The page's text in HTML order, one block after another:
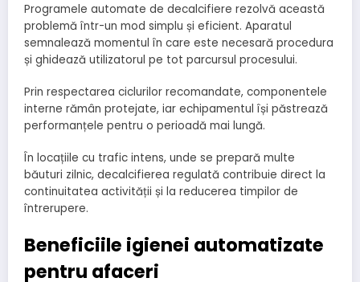
Programele automate de decalcifiere rezolvă această
problemă într-un mod simplu și eficient. Aparatul
semnalează momentul în care este necesară procedura
și ghidează utilizatorul pe tot parcursul procesului.
Prin respectarea ciclurilor recomandate, componentele
interne rămân protejate, iar echipamentul își păstrează
performanțele pentru o perioadă mai lungă.
În locațiile cu trafic intens, unde se prepară multe
băuturi zilnic, decalcifierea regulată contribuie direct la
continuitatea activității și la reducerea timpilor de
întrerupere.
Beneficiile igienei automatizate
pentru afaceri